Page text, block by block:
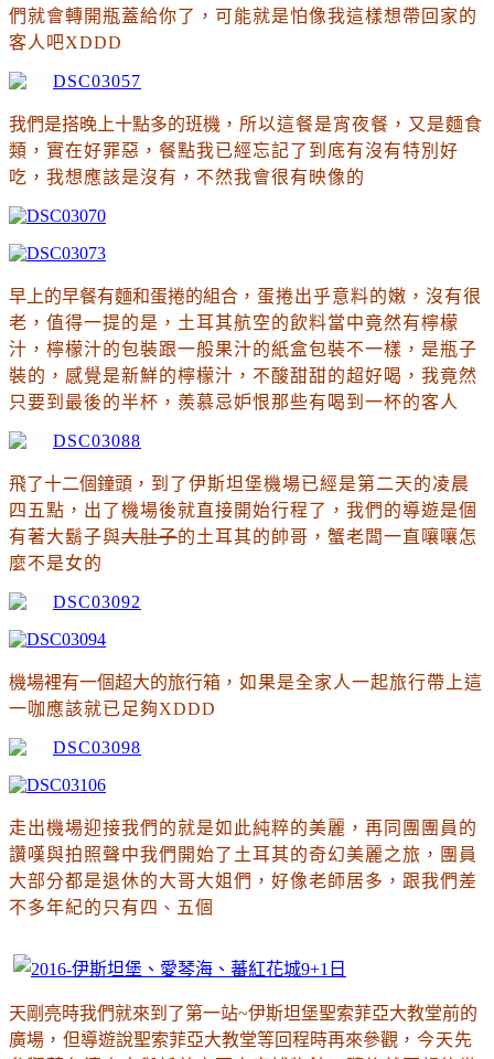
們就會轉開瓶蓋給你了 ，可能就是怕像我這樣想帶回家的
客人吧XDDD
我們是搭晚上十點多的班機 ，所以這餐是宵夜餐 ，又是麵食
類 ， 實在好罪惡 ，餐點我已經忘記了到底有沒有特別好
吃 ，我想應該是沒有 ，不然我會很有映像的
早上的早餐有麵和蛋捲的組合 ， 蛋捲出乎意料的嫩 ，沒有很
老 ， 值得一提的是 ，土耳其航空的飲料當中竟然有檸檬
汁 ，檸檬汁的包裝跟一般果汁的紙盒包裝不一樣 ，是瓶子
裝的 ，感覺是新鮮的檸檬汁 ，不酸甜甜的超好喝 ，我竟然
只要到最後的半杯 ，羨慕忌妒恨那些有喝到一杯的客人
飛了十二個鐘頭 ，到了伊斯坦堡機場已經是第二天的凌晨
四五點 ，出了機場後就直接開始行程了 ，我們的導遊是個
有著大鬍子與大肚子的土耳其的帥哥 ，蟹老闆一直嚷嚷怎
麼不是女的
機場裡有一個超大的旅行箱 ，如果是全家人一起旅行帶上這
一咖應該就已足夠XDDD
走出機場迎接我們的就是如此純粹的美麗 ，再同團團員的
讚嘆與拍照聲中我們開始了土耳其的奇幻美麗之旅 ，團員
大部分都是退休的大哥大姐們 ，好像老師居多 ，跟我們差
不多年紀的只有四 、 五個
天剛亮時我們就來到了第一站~伊斯坦堡聖索菲亞大教堂前的
廣場 ， 但導遊說聖索菲亞大教堂等回程時再來參觀 ，今天先